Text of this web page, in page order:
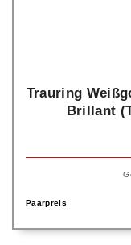
Trauring
Brillant
Paarpreis